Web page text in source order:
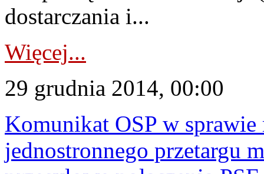
dostarczania i...
Więcej...
29 grudnia 2014, 00:00
Komunikat OSP w sprawie
jednostronnego przetargu